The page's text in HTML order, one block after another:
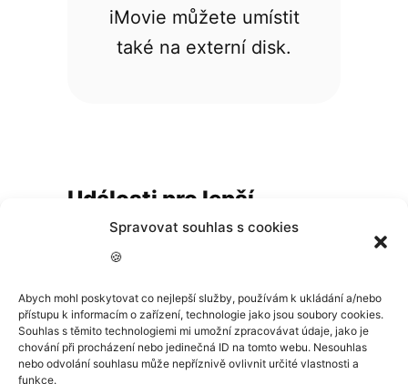
Spravovat souhlas s cookies
🍪
Abych mohl poskytovat co nejlepší služby, používám k ukládání a/nebo
přístupu k informacím o zařízení, technologie jako jsou soubory cookies.
Souhlas s těmito technologiemi mi umožní zpracovávat údaje, jako je
chování při procházení nebo jedinečná ID na tomto webu. Nesouhlas
nebo odvolání souhlasu může nepříznivě ovlivnit určité vlastnosti a
funkce.
iMovie můžete umístit
také na externí disk.
Události pro lepší
organizaci
knihovně se používají události.
Podobně jako složky, události
slouží pro snadnou organizaci